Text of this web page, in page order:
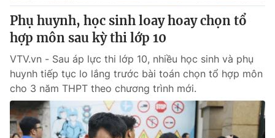
Phó Tổng Biên tập:Nguyễn Thị Mỹ Hạnh, Phạm Quốc Thắng,
Nguyễn Trọng Ninh
Tổng đài VTV: 024.38 355 931 - 024.38 355 932
Ðiện thoại Thời báo VTV:
024.66 897 897
Email:toasoan@vtv.vn
Liên hệ quảng cáo: 024-7300.7108
Phụ huynh, học sinh loay hoay chọn tổ
hợp môn sau kỳ thi lớp 10
VTV.vn - Sau áp lực thi lớp 10, nhiều học sinh và phụ
huynh tiếp tục lo lắng trước bài toán chọn tổ hợp môn
cho 3 năm THPT theo chương trình mới.